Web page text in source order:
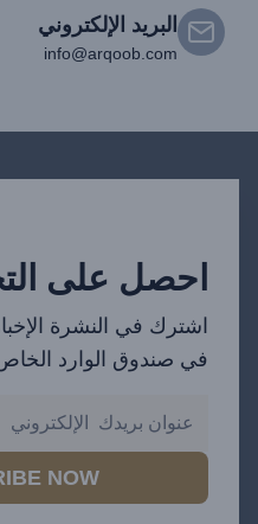
البريد الإلكتروني
info@arqoob.com
احصل على
اشترك في النشرة
في صندوق الوارد
NOW